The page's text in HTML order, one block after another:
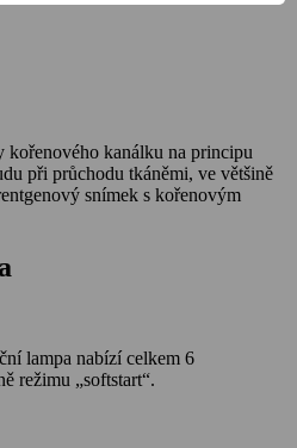
kanálku na principu
při průchodu tkáněmi, ve většině
snímek s kořenovým
lampa nabízí celkem 6
režimu „softstart“.